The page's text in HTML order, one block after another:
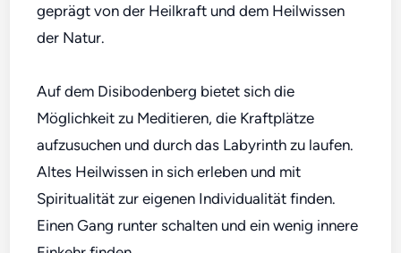
geprägt von der Heilkraft und dem Heilwissen
der Natur.
Auf dem Disibodenberg bietet sich die
Möglichkeit zu Meditieren, die Kraftplätze
aufzusuchen und durch das Labyrinth zu laufen.
Altes Heilwissen in sich erleben und mit
Spiritualität zur eigenen Individualität finden.
Einen Gang runter schalten und ein wenig innere